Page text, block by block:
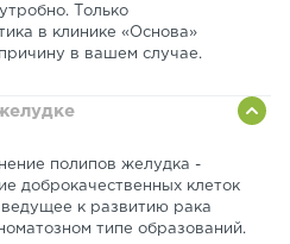
Только
в клинике «Основа»
в вашем случае.
полипов желудка -
доброкачественных клеток
к развитию рака
типе образований.